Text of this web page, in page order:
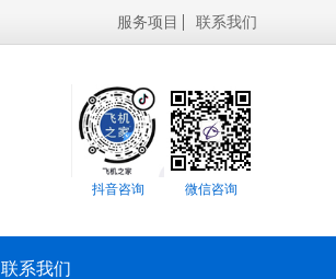
服务项目 联系我们
微信咨询
抖音咨询
联系我们